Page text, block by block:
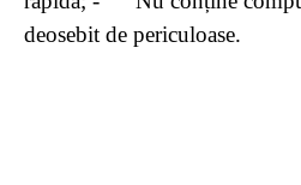
deosebit de periculoase.